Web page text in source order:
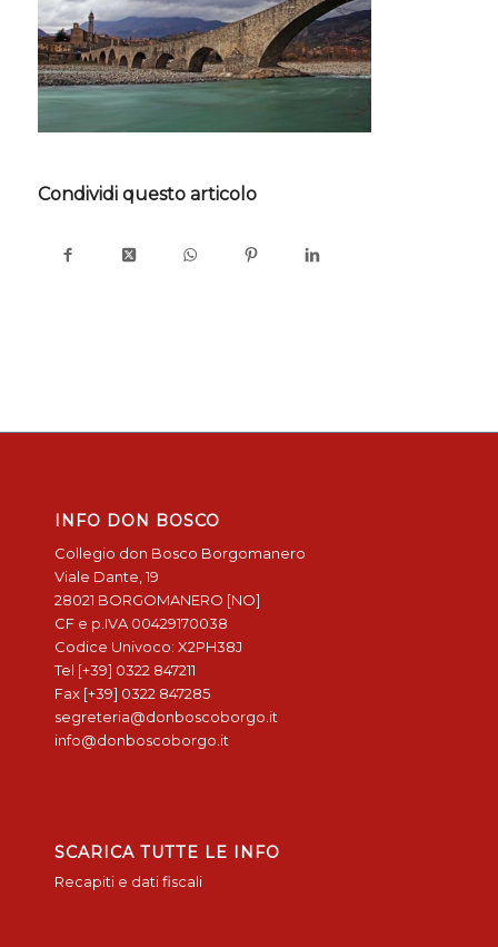
Condividi questo articolo
INFO DON BOSCO
Collegio don Bosco Borgomanero
Viale Dante, 19
28021 BORGOMANERO [NO]
CF e p.IVA 00429170038
Codice Univoco: X2PH38J
Tel [+39] 0322 847211
Fax [+39] 0322 847285
segreteria@donboscoborgo.it
info@donboscoborgo.it
SCARICA TUTTE LE INFO
Recapiti e dati fiscali